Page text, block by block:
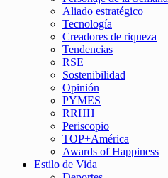
Aliado estratégico
Tecnología
Creadores de riqueza
Tendencias
RSE
Sostenibilidad
Opinión
PYMES
RRHH
Periscopio
TOP+América
Awards of Happiness
Estilo de Vida